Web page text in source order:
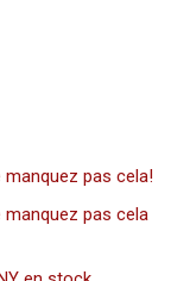
pas cela!
manquez pas cela